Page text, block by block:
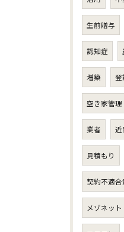
生前贈与
認知症
増築 登
空き家管理
業者 近
見積もり
契約不適
メゾネット